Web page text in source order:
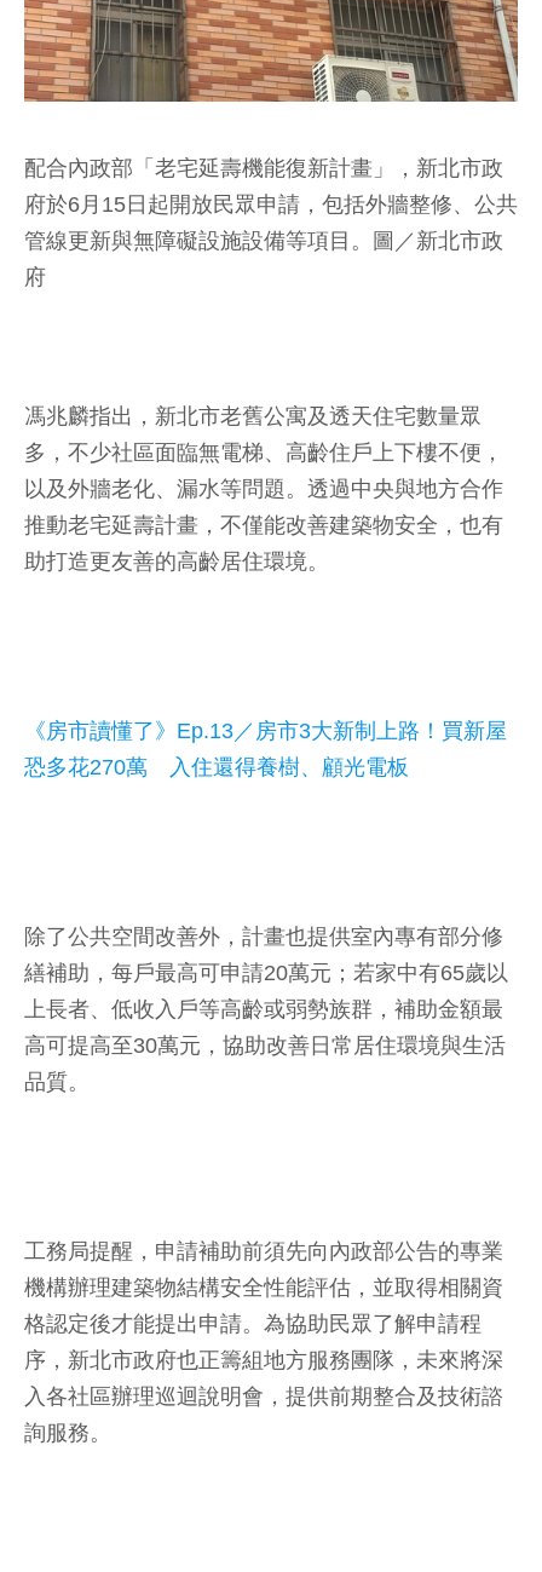
配合內政部「老宅延壽機能復新計畫」，新北市政
府於6月15日起開放民眾申請，包括外牆整修、公共
管線更新與無障礙設施設備等項目。圖／新北市政
府
馮兆麟指出，新北市老舊公寓及透天住宅數量眾
多，不少社區面臨無電梯、高齡住戶上下樓不便，
以及外牆老化、漏水等問題。透過中央與地方合作
推動老宅延壽計畫，不僅能改善建築物安全，也有
助打造更友善的高齡居住環境。
《房市讀懂了》Ep.13／房市3大新制上路！買新屋
恐多花270萬 入住還得養樹、顧光電板
除了公共空間改善外，計畫也提供室內專有部分修
繕補助，每戶最高可申請20萬元；若家中有65歲以
上長者、低收入戶等高齡或弱勢族群，補助金額最
高可提高至30萬元，協助改善日常居住環境與生活
品質。
工務局提醒，申請補助前須先向內政部公告的專業
機構辦理建築物結構安全性能評估，並取得相關資
格認定後才能提出申請。為協助民眾了解申請程
序，新北市政府也正籌組地方服務團隊，未來將深
入各社區辦理巡迴說明會，提供前期整合及技術諮
詢服務。